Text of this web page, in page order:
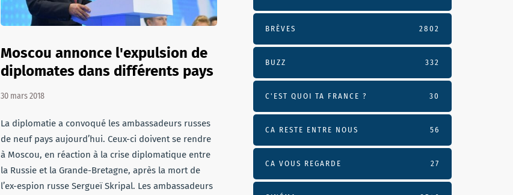
Moscou annonce l'expulsion de
diplomates dans différents pays
30 mars 2018
La diplomatie a convoqué les ambassadeurs russes
de neuf pays aujourd’hui. Ceux-ci doivent se rendre
à Moscou, en réaction à la crise diplomatique entre
la Russie et la Grande-Bretagne, après la mort de
l’ex-espion russe Sergueï Skripal. Les ambassadeurs
BRÈVES 2802
BUZZ 332
C'EST QUOI TA FRANCE ? 30
CA RESTE ENTRE NOUS 56
CA VOUS REGARDE 27